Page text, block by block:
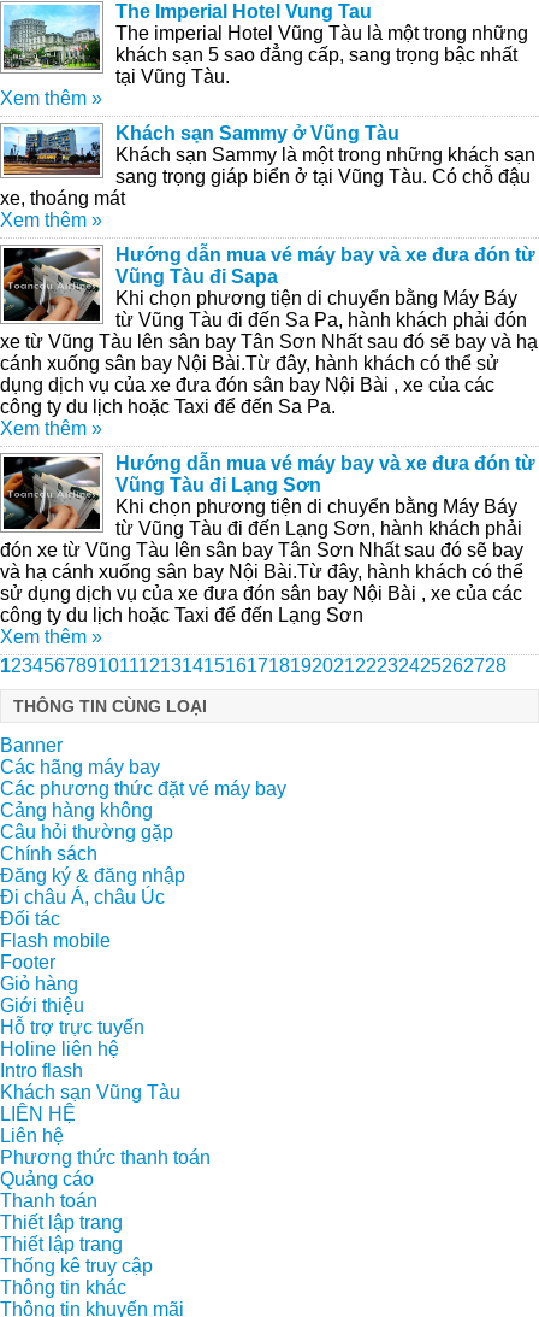
The Imperial Hotel Vung Tau
The imperial Hotel Vũng Tàu là một trong những
khách sạn 5 sao đẳng cấp, sang trọng bậc nhất
tại Vũng Tàu.
Xem thêm »
Khách sạn Sammy ở Vũng Tàu
Khách sạn Sammy là một trong những khách sạn
sang trọng giáp biển ở tại Vũng Tàu. Có chỗ đậu
xe, thoáng mát
Xem thêm »
Hướng dẫn mua vé máy bay và xe đưa đón từ
Vũng Tàu đi Sapa
Khi chọn phương tiện di chuyển bằng Máy Báy
từ Vũng Tàu đi đến Sa Pa, hành khách phải đón
xe từ Vũng Tàu lên sân bay Tân Sơn Nhất sau đó sẽ bay và hạ
cánh xuống sân bay Nội Bài.Từ đây, hành khách có thể sử
dụng dịch vụ của xe đưa đón sân bay Nội Bài , xe của các
công ty du lịch hoặc Taxi để đến Sa Pa.
Xem thêm »
Hướng dẫn mua vé máy bay và xe đưa đón từ
Vũng Tàu đi Lạng Sơn
Khi chọn phương tiện di chuyển bằng Máy Báy
từ Vũng Tàu đi đến Lạng Sơn, hành khách phải
đón xe từ Vũng Tàu lên sân bay Tân Sơn Nhất sau đó sẽ bay
và hạ cánh xuống sân bay Nội Bài.Từ đây, hành khách có thể
sử dụng dịch vụ của xe đưa đón sân bay Nội Bài , xe của các
công ty du lịch hoặc Taxi để đến Lạng Sơn
Xem thêm »
12345678910111213141516171819202122232425262728
THÔNG TIN CÙNG LOẠI
Banner
Các hãng máy bay
Các phương thức đặt vé máy bay
Cảng hàng không
Câu hỏi thường gặp
Chính sách
Đăng ký & đăng nhập
Đi châu Á, châu Úc
Đối tác
Flash mobile
Footer
Giỏ hàng
Giới thiệu
Hỗ trợ trực tuyến
Holine liên hệ
Intro flash
Khách sạn Vũng Tàu
LIÊN HỆ
Liên hệ
Phương thức thanh toán
Quảng cáo
Thanh toán
Thiết lập trang
Thiết lập trang
Thống kê truy cập
Thông tin khác
Thông tin khuyến mãi